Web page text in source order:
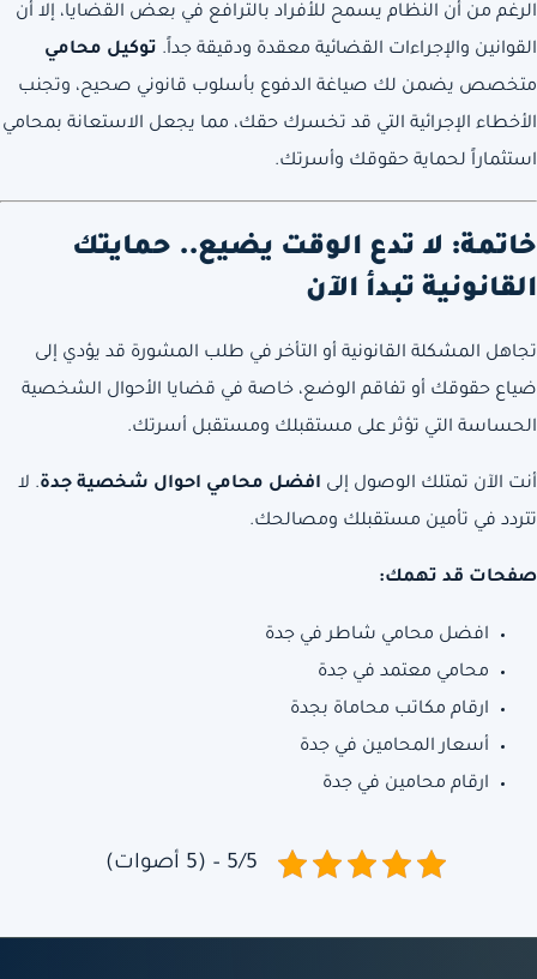
الرغم من أن النظام يسمح للأفراد بالترافع في بعض القضايا، إلا أن
القوانين والإجراءات القضائية معقدة ودقيقة جداً. توكيل محامي
متخصص يضمن لك صياغة الدفوع بأسلوب قانوني صحيح، وتجنب
الأخطاء الإجرائية التي قد تخسرك حقك، مما يجعل الاستعانة بمحامي
استثماراً لحماية حقوقك وأسرتك.
خاتمة: لا تدع الوقت يضيع.. حمايتك
القانونية تبدأ الآن
تجاهل المشكلة القانونية أو التأخر في طلب المشورة قد يؤدي إلى
ضياع حقوقك أو تفاقم الوضع، خاصة في قضايا الأحوال الشخصية
الحساسة التي تؤثر على مستقبلك ومستقبل أسرتك.
أنت الآن تمتلك الوصول إلى افضل محامي احوال شخصية جدة. لا
تتردد في تأمين مستقبلك ومصالحك.
صفحات قد تهمك:
افضل محامي شاطر في جدة
محامي معتمد في جدة
ارقام مكاتب محاماة بجدة
أسعار المحامين في جدة
ارقام محامين في جدة
5/5 – (5 أصوات)